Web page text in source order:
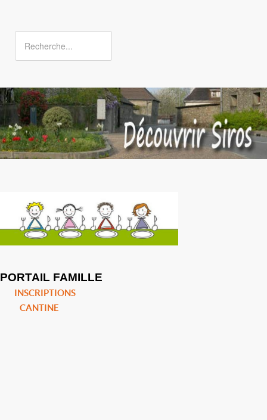
PORTAIL FAMILLE
INSCRIPTIONS
CANTINE